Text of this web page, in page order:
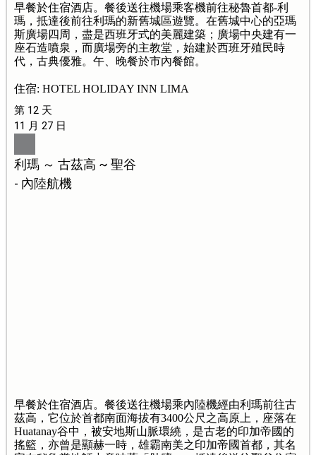
早餐於住宿酒店。餐後送往機場乘客機前往秘魯首都-利
瑪，抵達後前往利瑪的新舊城區遊覽。在舊城中心的亞瑪
斯廣場四周，盡是西班牙式的美麗建築；廣場中央建有一
座石造噴泉，而廣場旁的主教堂，始建於西班牙殖民時
代，古典優雅。午、晚餐於市內餐館。
住宿: HOTEL HOLIDAY INN LIMA
第 12 天
11 月 27 日
利瑪 ～ 古茲高 ~ 聖谷
- 內陸航機
早餐於住宿酒店。餐後送往機場乘內陸機經由利瑪前往古
茲高，它位於首都南面海拔有3400公尺之高原上，座落在
Huatanay谷中，被安地斯山脈環繞，是古老的印加帝國的
搖籃，亦曾是顯赫一時，雄霸南美之印加帝國首都，其名